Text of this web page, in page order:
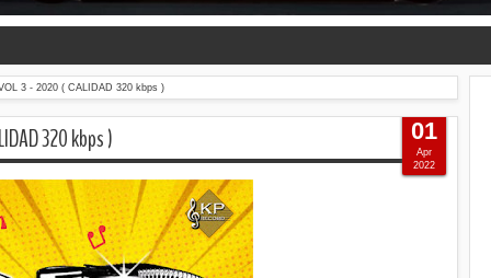
3 - 2020 ( CALIDAD 320 kbps )
320 kbps ) 01
Apr
2022